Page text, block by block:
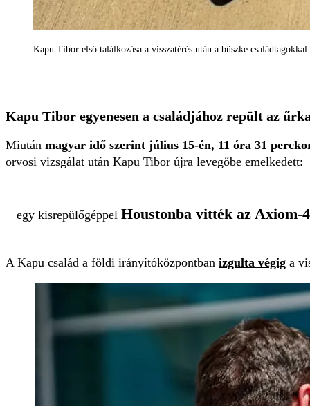
Kapu Tibor első találkozása a visszatérés után a büszke
Kapu Tibor egyenesen a családjához repült az
Miután magyar idő szerint július 15-én, 11 óra 31
orvosi vizsgálat után Kapu Tibor újra levegőbe emelkedett:
egy kisrepülőgéppel Houstonba vitték az Axiom-
A Kapu család a földi irányítóközpontban izgulta végig a